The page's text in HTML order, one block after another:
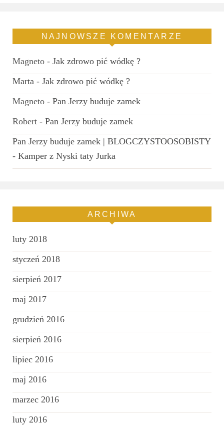
NAJNOWSZE KOMENTARZE
Magneto - Jak zdrowo pić wódkę ?
Marta - Jak zdrowo pić wódkę ?
Magneto - Pan Jerzy buduje zamek
Robert - Pan Jerzy buduje zamek
Pan Jerzy buduje zamek | BLOGCZYSTOOSOBISTY
- Kamper z Nyski taty Jurka
ARCHIWA
luty 2018
styczeń 2018
sierpień 2017
maj 2017
grudzień 2016
sierpień 2016
lipiec 2016
maj 2016
marzec 2016
luty 2016